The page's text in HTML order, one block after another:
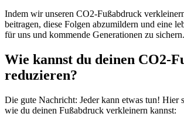
Indem wir unseren CO2-Fußabdruck
beitragen, diese Folgen abzumildern und eine
für uns und kommende Generationen zu sichern.
Wie kannst du deinen CO2-
reduzieren?
Die gute Nachricht: Jeder kann etwas tun! Hier
wie du deinen Fußabdruck verkleinern kannst: